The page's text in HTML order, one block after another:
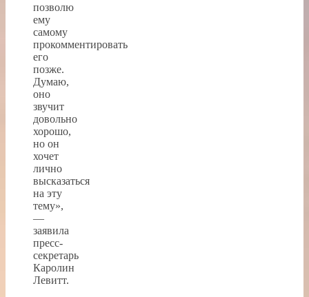
позволю
ему
самому
прокомментировать
его
позже.
Думаю,
оно
звучит
довольно
хорошо,
но он
хочет
лично
высказаться
на эту
тему»,
—
заявила
пресс-
секретарь
Каролин
Левитт.